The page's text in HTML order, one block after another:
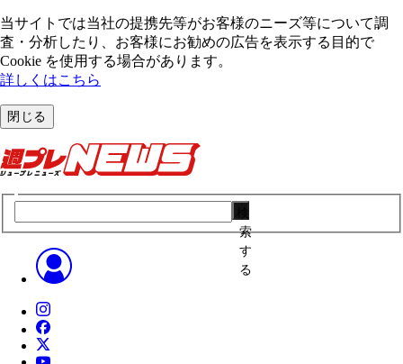
当サイトでは当社の提携先等がお客様のニーズ等について調
査・分析したり、お客様にお勧めの広告を表⽰する⽬的で
Cookie を使⽤する場合があります。
詳しくはこちら
閉じる
索
す
る